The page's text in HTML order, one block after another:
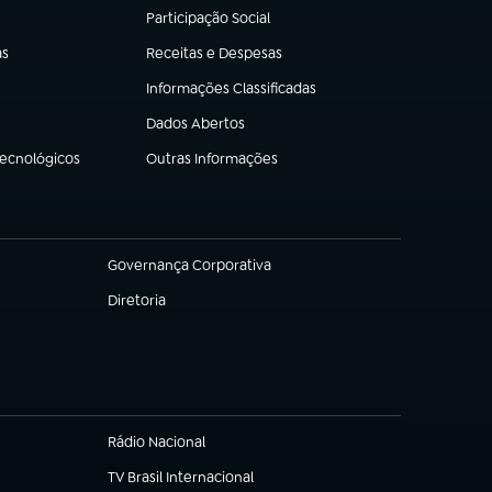
Participação Social
(abre em nova aba)
Receitas e Despesas
(abre em nova aba)
Informações Classificadas
(abre em nova aba)
Dados Abertos
(abre em nova aba)
Outras Informações
(abre em nova aba)
Governança Corporativa
(abre em nova aba)
Diretoria
(abre em nova aba)
Rádio Nacional
TV Brasil Internacional
(abre em nova aba)